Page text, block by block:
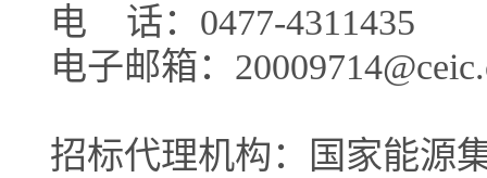
电
话：0477-4311435
电子邮箱：
招标代理机构：国家能源